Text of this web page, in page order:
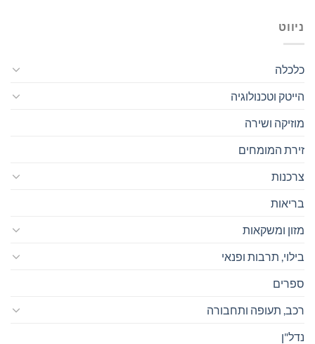
ניווט
כלכלה
הייטק וטכנולוגיה
מוזיקה ושירה
זירת המומחים
צרכנות
בריאות
מזון ומשקאות
בילוי, תרבות ופנאי
ספרים
רכב, תעופה ותחבורה
נדל"ן